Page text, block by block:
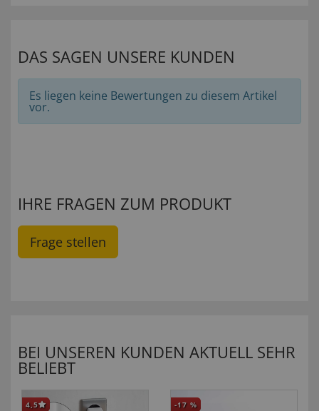
DAS SAGEN UNSERE KUNDEN
Es liegen keine Bewertungen zu diesem Artikel
vor.
IHRE FRAGEN ZUM PRODUKT
Frage stellen
BEI UNSEREN KUNDEN AKTUELL SEHR
BELIEBT
4,5 -17 %